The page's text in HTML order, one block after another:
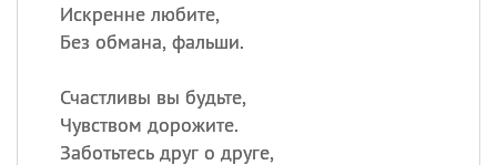
Искренне любите,
Без обмана, фальши.
Счастливы вы будьте,
Чувством дорожите.
Заботьтесь друг о друге,